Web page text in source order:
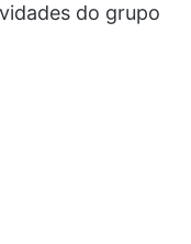
do grupo